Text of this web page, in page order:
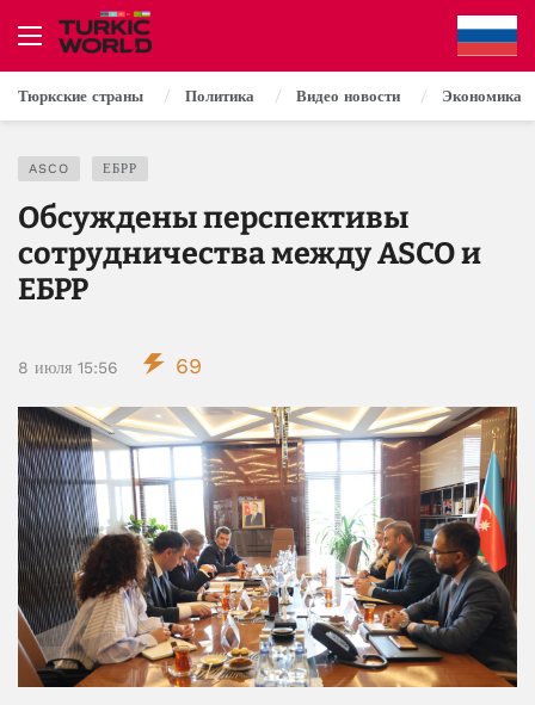
Тюркские страны Политика Видео новости Экономика
ASCO ЕБРР
Обсуждены перспективы
сотрудничества между ASCO и
ЕБРР
8 июля 15:56 69